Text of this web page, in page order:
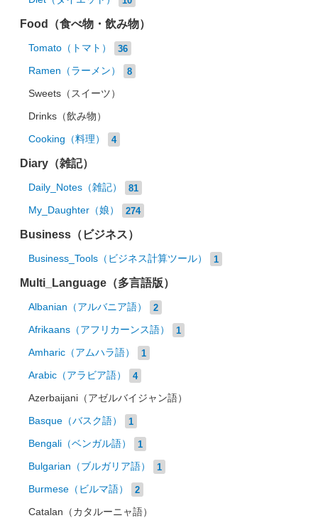
Food（食べ物・飲み物）
Tomato（トマト） 36
Ramen（ラーメン） 8
Sweets（スイーツ）
Drinks（飲み物）
Cooking（料理） 4
Diary（雑記）
Daily_Notes（雑記） 81
My_Daughter（娘） 274
Business（ビジネス）
Business_Tools（ビジネス計算ツール） 1
Multi_Language（多言語版）
Albanian（アルバニア語） 2
Afrikaans（アフリカーンス語） 1
Amharic（アムハラ語） 1
Arabic（アラビア語） 4
Azerbaijani（アゼルバイジャン語）
Basque（バスク語） 1
Bengali（ベンガル語） 1
Bulgarian（ブルガリア語） 1
Burmese（ビルマ語） 2
Catalan（カタルーニャ語）